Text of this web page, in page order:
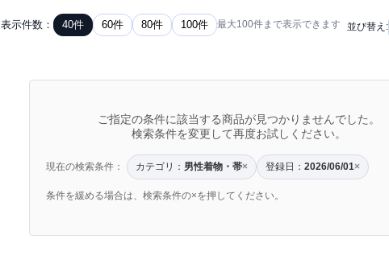
表示件数： 40件 60件 80件 100件 最大100件まで表示できます 並び替え:
ご指定の条件に該当する商品が見つかりませんでした。
検索条件を変更して再度お試しください。
現在の検索条件： カテゴリ： 男性着物・帯× 登録日： 2026/06/01×
条件を緩める場合は、検索条件の×を押してください。